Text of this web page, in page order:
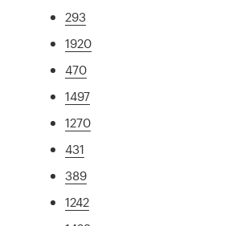
293
1920
470
1497
1270
431
389
1242